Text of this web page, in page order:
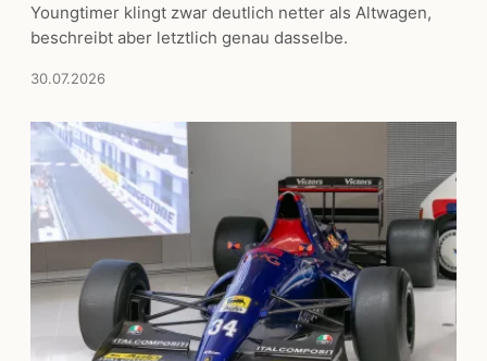
Youngtimer klingt zwar deutlich netter als Altwagen,
beschreibt aber letztlich genau dasselbe.
30.07.2026